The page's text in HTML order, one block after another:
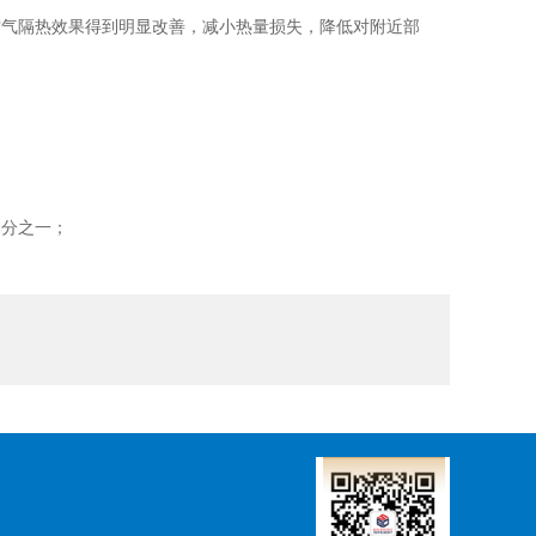
热效果得到明显改善，减小热量损失，降低对附近部
之一；